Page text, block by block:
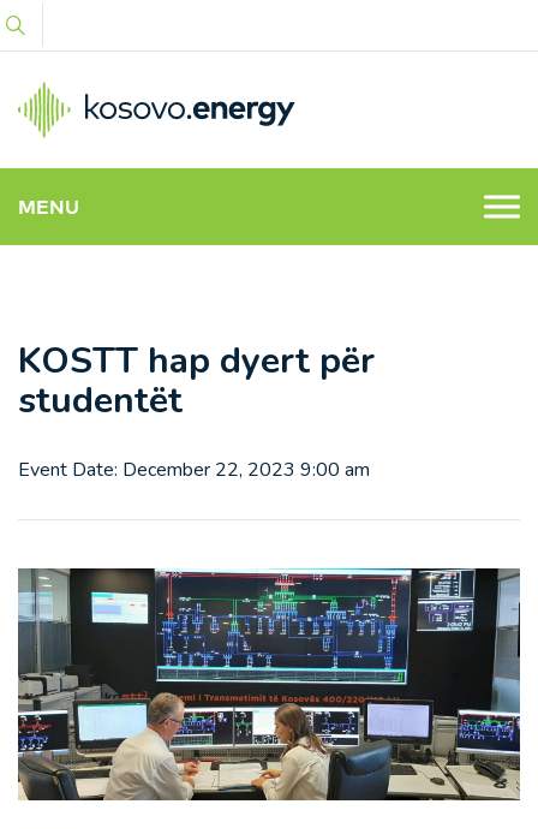
MENU
KOSTT hap dyert për
studentët
Event Date: December 22, 2023 9:00 am